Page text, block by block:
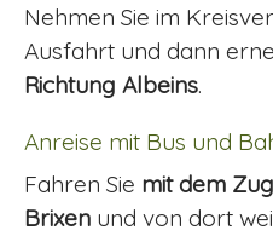
Nehmen Sie im
Ausfahrt und dann
Richtung Albeins.
Anreise mit Bus und
Fahren Sie mit dem Zug
Brixen und von dort